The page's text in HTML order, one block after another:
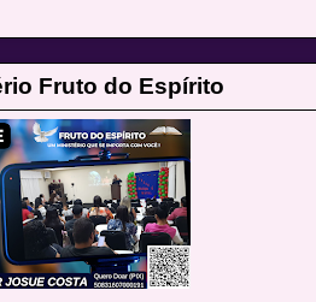
Fruto do Espírito